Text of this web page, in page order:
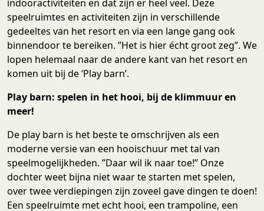
indooractiviteiten en dat zijn er heel veel. Deze
speelruimtes en activiteiten zijn in verschillende
gedeeltes van het resort en via een lange gang ook
binnendoor te bereiken. ”Het is hier écht groot zeg”. We
lopen helemaal naar de andere kant van het resort en
komen uit bij de ‘Play barn’.
Play barn: spelen in het hooi, bij de klimmuur en
meer!
De play barn is het beste te omschrijven als een
moderne versie van een hooischuur met tal van
speelmogelijkheden. ”Daar wil ik naar toe!” Onze
dochter weet bijna niet waar te starten met spelen,
over twee verdiepingen zijn zoveel gave dingen te doen!
Een speelruimte met echt hooi, een trampoline, een